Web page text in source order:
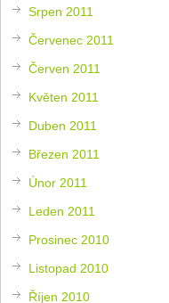
Srpen 2011
Červenec 2011
Červen 2011
Květen 2011
Duben 2011
Březen 2011
Únor 2011
Leden 2011
Prosinec 2010
Listopad 2010
Říjen 2010